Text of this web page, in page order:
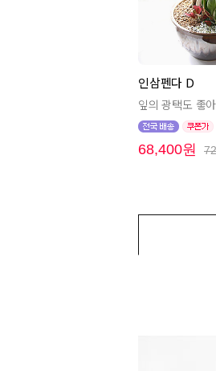
인삼펜다 D
잎의 광택도 좋
68,400원